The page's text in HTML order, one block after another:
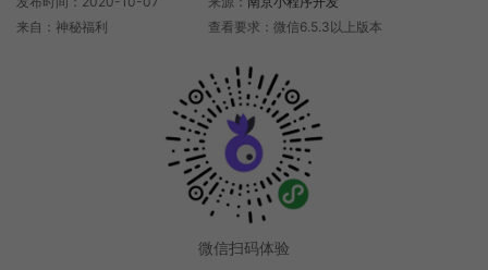
来自：神秘福利
查看要求：微信6.5.3以上版本
微信扫码体验